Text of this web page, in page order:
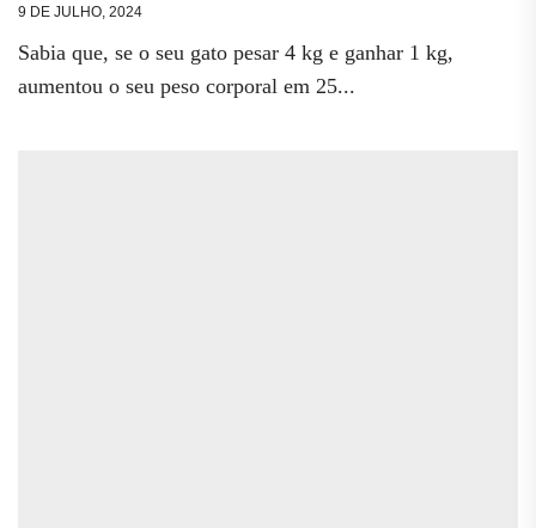
9 DE JULHO, 2024
Sabia que, se o seu gato pesar 4 kg e ganhar 1 kg,
aumentou o seu peso corporal em 25...